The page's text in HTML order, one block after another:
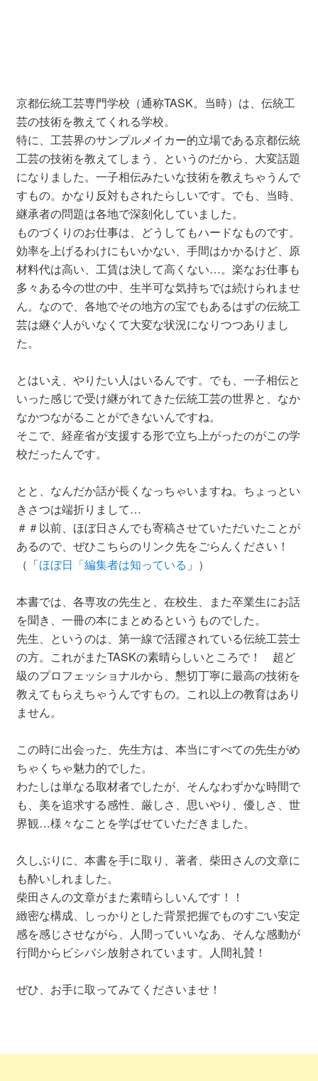
京都伝統工芸専門学校（通称TASK。当時）は、伝統工
芸の技術を教えてくれる学校。
特に、工芸界のサンプルメイカー的立場である京都伝統
工芸の技術を教えてしまう、というのだから、大変話題
になりました。一子相伝みたいな技術を教えちゃうんで
すもの。かなり反対もされたらしいです。でも、当時、
継承者の問題は各地で深刻化していました。
ものづくりのお仕事は、どうしてもハードなものです。
効率を上げるわけにもいかない、手間はかかるけど、原
材料代は高い、工賃は決して高くない…。楽なお仕事も
多々ある今の世の中、生半可な気持ちでは続けられませ
ん。なので、各地でその地方の宝でもあるはずの伝統工
芸は継ぐ人がいなくて大変な状況になりつつありまし
た。
とはいえ、やりたい人はいるんです。でも、一子相伝と
いった感じで受け継がれてきた伝統工芸の世界と、なか
なかつながることができないんですね。
そこで、経産省が支援する形で立ち上がったのがこの学
校だったんです。
とと、なんだか話が長くなっちゃいますね。ちょっとい
きさつは端折りまして…
＃＃以前、ほぼ日さんでも寄稿させていただいたことが
あるので、ぜひこちらのリンク先をごらんください！
（「ほぼ日「編集者は知っている 」）
本書では、各専攻の先生と、在校生、また卒業生にお話
を聞き、一冊の本にまとめるというものでした。
先生、というのは、第一線で活躍されている伝統工芸士
の方。これがまたTASKの素晴らしいところで！ 超ど
級のプロフェッショナルから、懇切丁寧に最高の技術を
教えてもらえちゃうんですもの。これ以上の教育はあり
ません。
この時に出会った、先生方は、本当にすべての先生がめ
ちゃくちゃ魅力的でした。
わたしは単なる取材者でしたが、そんなわずかな時間で
も、美を追求する感性、厳しさ、思いやり、優しさ、世
界観…様々なことを学ばせていただきました。
久しぶりに、本書を手に取り、著者、柴田さんの文章に
も酔いしれました。
柴田さんの文章がまた素晴らしいんです！！
緻密な構成、しっかりとした背景把握でものすごい安定
感を感じさせながら、人間っていいなあ、そんな感動が
行間からビシバシ放射されています。人間礼賛！
ぜひ、お手に取ってみてくださいませ！